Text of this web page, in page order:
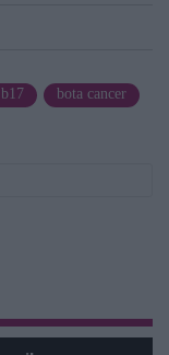
b17
bota cancer